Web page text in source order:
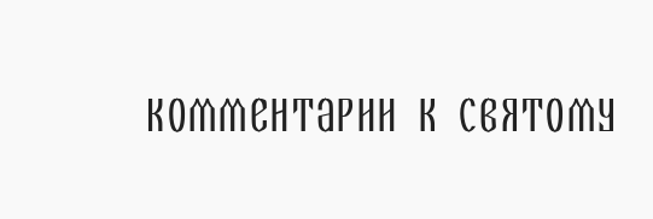
Комментарии к святому